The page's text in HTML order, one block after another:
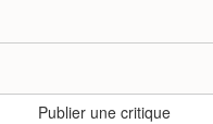
Publier une critique